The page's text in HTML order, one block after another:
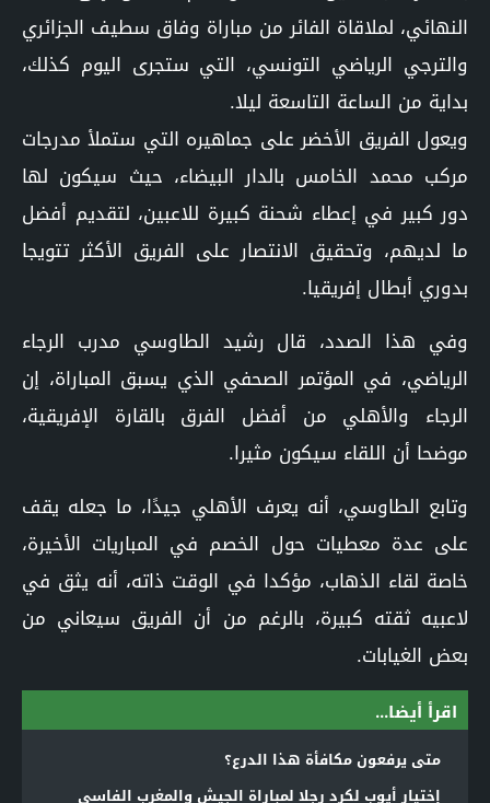
النهائي، لملاقاة الفائر من مباراة وفاق سطيف الجزائري
والترجي الرياضي التونسي، التي ستجرى اليوم كذلك،
بداية من الساعة التاسعة ليلا.
ويعول الفريق الأخضر على جماهيره التي ستملأ مدرجات
مركب محمد الخامس بالدار البيضاء، حيث سيكون لها
دور كبير في إعطاء شحنة كبيرة للاعبين، لتقديم أفضل
ما لديهم، وتحقيق الانتصار على الفريق الأكثر تتويجا
بدوري أبطال إفريقيا.
وفي هذا الصدد، قال رشيد الطاوسي مدرب الرجاء
الرياضي، في المؤتمر الصحفي الذي يسبق المباراة، إن
الرجاء والأهلي من أفضل الفرق بالقارة الإفريقية،
موضحا أن اللقاء سيكون مثيرا.
وتابع الطاوسي، أنه يعرف الأهلي جيدًا، ما جعله يقف
على عدة معطيات حول الخصم في المباريات الأخيرة،
خاصة لقاء الذهاب، مؤكدا في الوقت ذاته، أنه يثق في
لاعبيه ثقته كبيرة، بالرغم من أن الفريق سيعاني من
بعض الغيابات.
اقرأ أيضا...
متى يرفعون مكافأة هذا الدرع؟
إختيار أيوب لكرد رجلا لمباراة الجيش والمغرب الفاسي